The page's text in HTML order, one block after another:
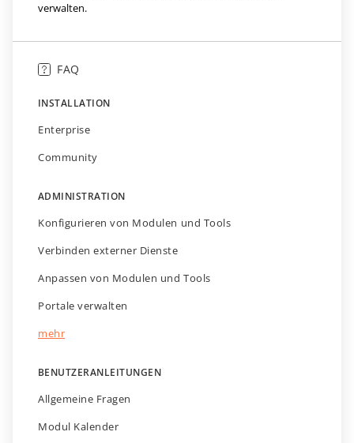
verwalten.
FAQ
INSTALLATION
Enterprise
Community
ADMINISTRATION
Konfigurieren von Modulen und Tools
Verbinden externer Dienste
Anpassen von Modulen und Tools
Portale verwalten
mehr
BENUTZERANLEITUNGEN
Allgemeine Fragen
Modul Kalender